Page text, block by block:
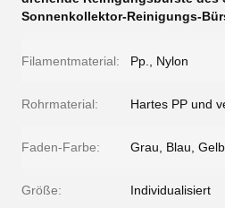
Sonnenkollektor-Reinigungs-
Filamentmaterial: Pp., Nylon
Rohrmaterial: Hartes PP und
Faden-Farbe: Grau, Blau,
Größe: Individualisiert